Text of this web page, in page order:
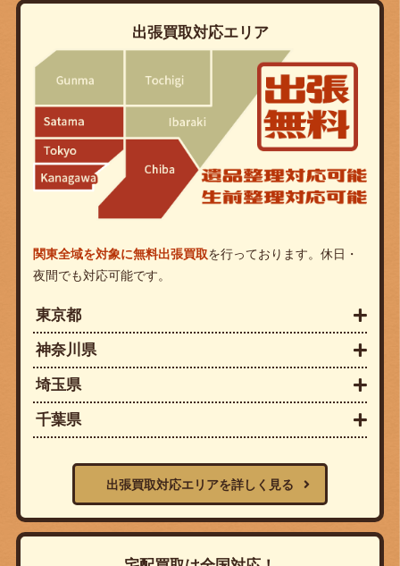
出張買取対応エリア
関東全域を対象に無料出張買取を行っております。休日・
夜間でも対応可能です。
東京都
神奈川県
埼玉県
千葉県
出張買取対応エリアを詳しく見る